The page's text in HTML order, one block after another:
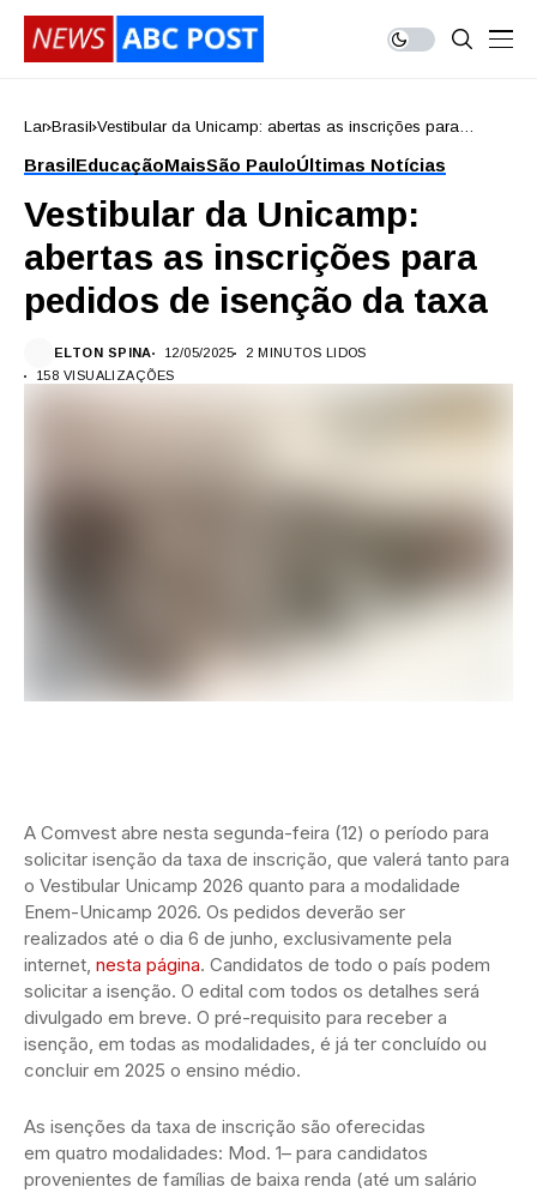
Lar Brasil Vestibular da Unicamp: abertas as inscrições para
BrasilEducaçãoMaisSão PauloÚltimas Notícias
Vestibular da Unicamp:
abertas as inscrições para
pedidos de isenção da taxa
ELTON SPINA 12/05/2025
2 MINUTOS LIDOS
158 VISUALIZAÇÕES
A Comvest abre nesta segunda-feira (12) o período para
solicitar isenção da taxa de inscrição, que valerá tanto para
o Vestibular Unicamp 2026 quanto para a modalidade
Enem-Unicamp 2026. Os pedidos deverão ser
realizados até o dia 6 de junho, exclusivamente pela
internet, nesta página. Candidatos de todo o país podem
solicitar a isenção. O edital com todos os detalhes será
divulgado em breve. O pré-requisito para receber a
isenção, em todas as modalidades, é já ter concluído ou
concluir em 2025 o ensino médio.
As isenções da taxa de inscrição são oferecidas
em quatro modalidades: Mod. 1– para candidatos
provenientes de famílias de baixa renda (até um salário